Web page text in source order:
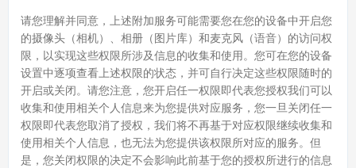
请您理解并同意，上述附加服务可能需要您在您的设备中开启您
的摄像头（相机）、相册（图片库）和麦克风（语音）的访问权
限，以实现这些权限所涉及信息的收集和使用。您可在您的设备
设置中逐项查看上述权限的状态，并可自行决定这些权限随时的
开启或关闭。请您注意，您开启任一权限即代表您授权我们可以
收集和使用相关个人信息来为您提供对应服务，您一旦关闭任一
权限即代表您取消了授权，我们将不再基于对应权限继续收集和
使用相关个人信息，也无法为您提供该权限所对应的服务。但
是，您关闭权限的决定不会影响此前基于您的授权所进行的信息